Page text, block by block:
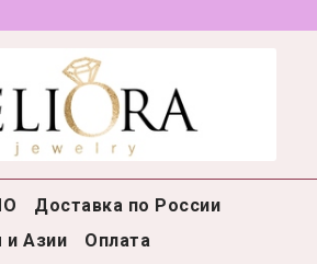
Доставка по России
и Азии
Оплата